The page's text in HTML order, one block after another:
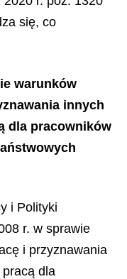
się, co
warunków
innych
dla pracowników
i Polityki
r. w sprawie
i przyznawania
dla